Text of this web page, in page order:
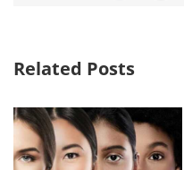
Related Posts